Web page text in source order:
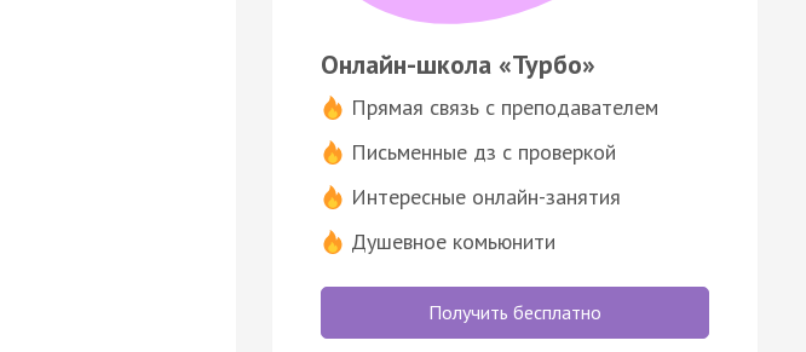
Онлайн-школа «Турбо»
Прямая связь с преподавателем
Письменные дз с проверкой
Интересные онлайн-занятия
Душевное комьюнити
Получить бесплатно